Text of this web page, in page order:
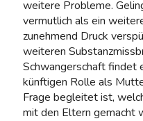
weitere Probleme.
vermutlich als ein
zunehmend Druck
weiteren
Schwangerschaft findet
künftigen Rolle als
Frage begleitet ist,
mit den Eltern gemacht